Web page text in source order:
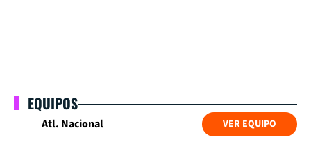
EQUIPOS
Atl. Nacional VER EQUIPO